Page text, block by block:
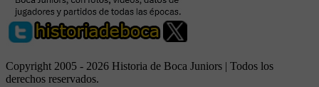
Copyright 2005 - 2026 Historia de Boca Juniors | Todos los
derechos reservados.